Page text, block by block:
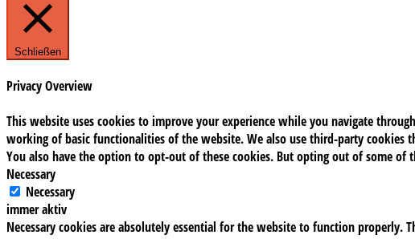
Schließen
Privacy Overview
This website uses cookies to improve your experience while you navigate
working of basic functionalities of the website. We also use third-party cookies
You also have the option to opt-out of these cookies. But opting out of some of
Necessary
Necessary
immer aktiv
Necessary cookies are absolutely essential for the website to function properly.